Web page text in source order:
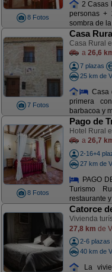
8 Fotos
2 Casas
personas
sombra de
7 Fotos
Casa
Casa Rural
a 26,6
7 plazas
25 km de
Casa
primera
barbacoa y
8 Fotos
Pago de
Hotel Rural
a 26,7
2-16+4
27 km de
PAGO
Turismo
restaurante
Catorce
Vivienda
27,8 km de
2-6 plazas
40 km de
La